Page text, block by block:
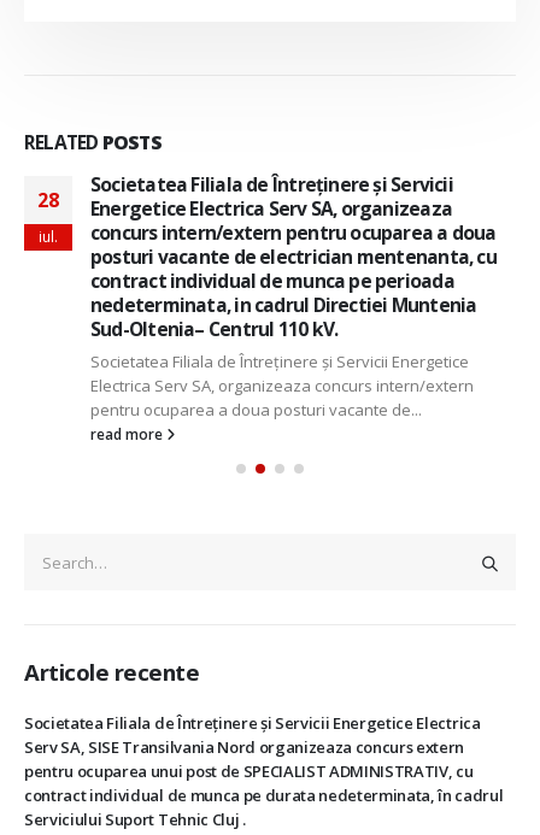
RELATED POSTS
Societatea Filiala de Întreţinere şi Servicii
Energetice Electrica Serv SA, organizeaza
concurs intern/extern pentru ocuparea a doua
posturi vacante de electrician mentenanta, cu
contract individual de munca pe perioada
nedeterminata, in cadrul Directiei Muntenia
Sud-Oltenia– Centrul 110 kV.
Societatea Filiala de Întreţinere şi Servicii Energetice
Electrica Serv SA, organizeaza concurs intern/extern
pentru ocuparea a doua posturi vacante de...
iul.
Articole recente
Societatea Filiala de Întreţinere şi Servicii Energetice Electrica
Serv SA, SISE Transilvania Nord organizeaza concurs extern
pentru ocuparea unui post de SPECIALIST ADMINISTRATIV, cu
contract individual de munca pe durata nedeterminata, în cadrul
Serviciului Suport Tehnic Cluj .